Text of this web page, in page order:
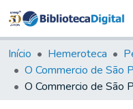
Início Hemeroteca
O Commercio de São